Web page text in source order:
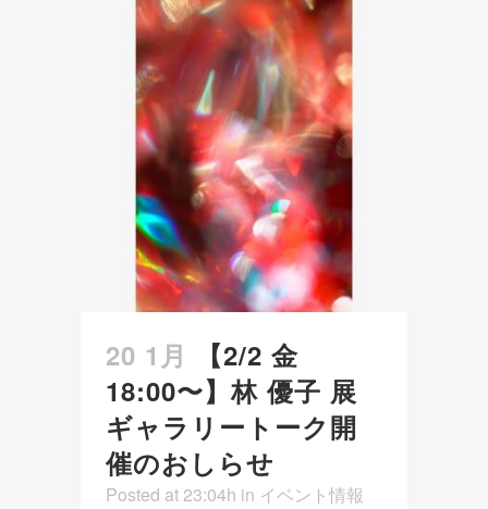
20 1月
【2/2 金
18:00〜】林 優子 展
ギャラリートーク開
催のおしらせ
Posted at 23:04h in イベント情報